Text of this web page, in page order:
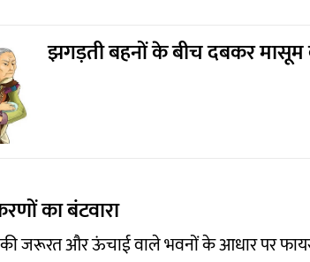
झगड़ती बहनों के बीच दबकर मासूम
का बंटवारा
जरूरत और ऊंचाई वाले भवनों के आधार पर